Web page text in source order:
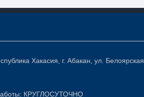
Хакасия, г. Абакан, ул. Белоярская,
КРУГЛОСУТОЧНО